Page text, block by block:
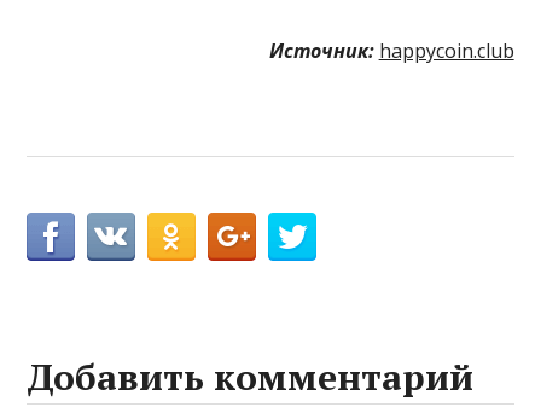
Источник: happycoin.club
Добавить комментарий